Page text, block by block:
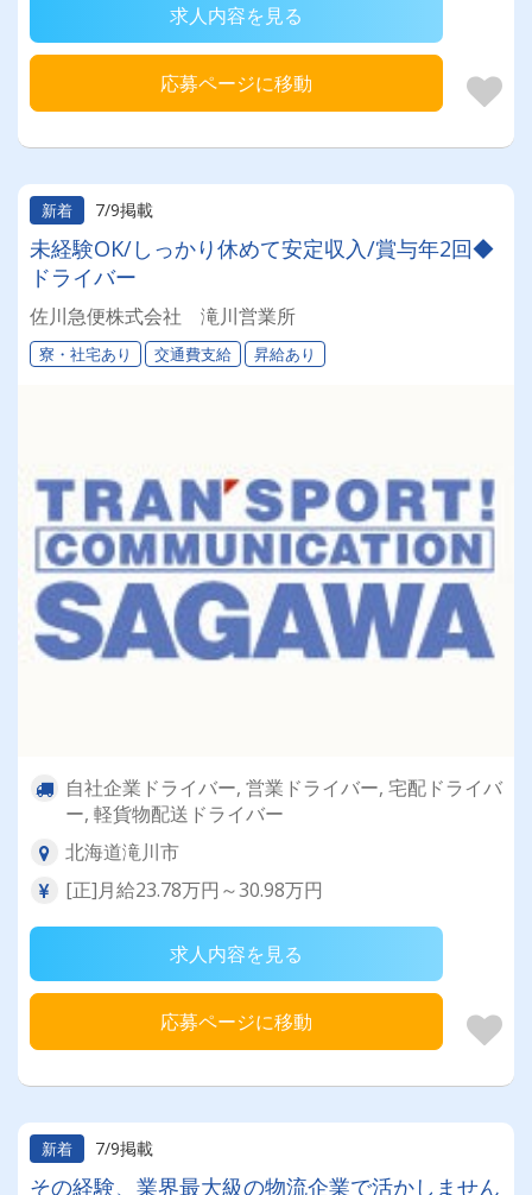
求人内容を見る
応募ページに移動
新着 7/9掲載
未経験OK/しっかり休めて安定収入/賞与年2回◆
ドライバー
佐川急便株式会社 滝川営業所
寮・社宅あり 交通費支給 昇給あり
自社企業ドライバー, 営業ドライバー, 宅配ドライバ
ー, 軽貨物配送ドライバー
北海道滝川市
[正]月給23.78万円～30.98万円
求人内容を見る
応募ページに移動
新着 7/9掲載
その経験、業界最大級の物流企業で活かしません